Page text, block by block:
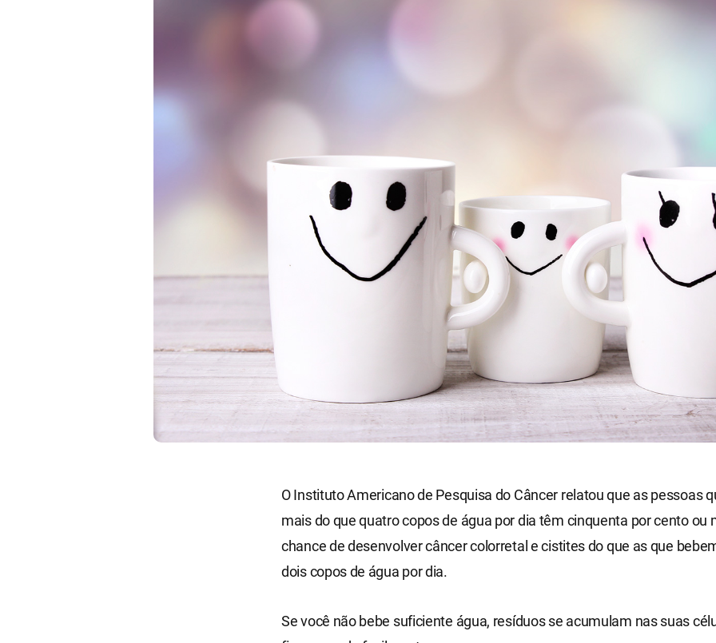
O Instituto Americano de Pesquisa do Câncer relatou que as pessoas
mais do que quatro copos de água por dia têm cinquenta por cento ou
chance de desenvolver câncer colorretal e cistites do que as que
dois copos de água por dia.
Se você não bebe suficiente água, resíduos se acumulam nas suas